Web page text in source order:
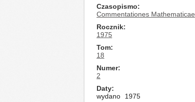
Czasopismo
Commentationes Mathematicae
Rocznik
1975
Tom
18
Numer
2
Daty
wydano
1975